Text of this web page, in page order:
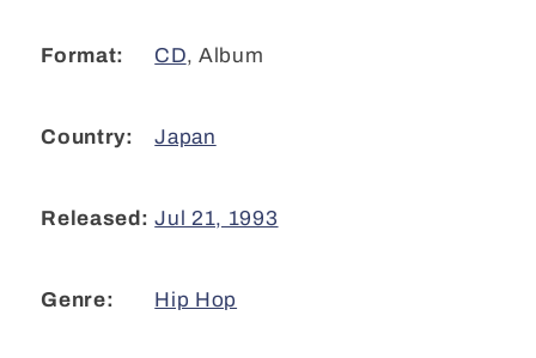
Format: CD, Album
Country: Japan
Released: Jul 21, 1993
Genre: Hip Hop